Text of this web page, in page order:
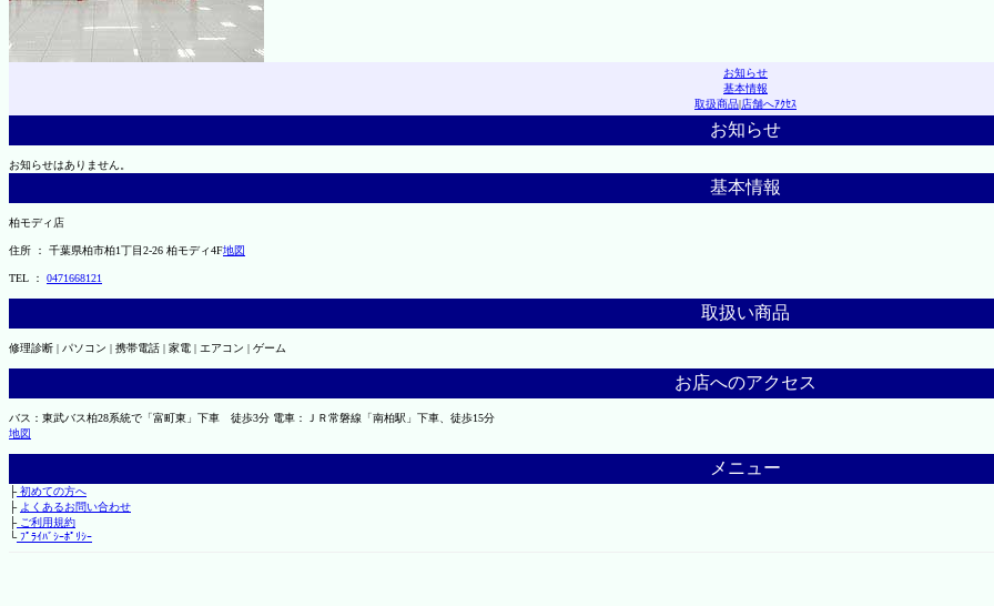
お知らせ
基本情報
取扱商品|店舗へｱｸｾｽ
お知らせ
お知らせはありません。
基本情報
柏モディ店
住所 ： 千葉県柏市柏1丁目2-26 柏モディ4F地図
TEL ： 0471668121
取扱い商品
修理診断 | パソコン | 携帯電話 | 家電 | エアコン | ゲーム
お店へのアクセス
バス：東武バス柏28系統で「富町東」下車 徒歩3分 電車：ＪＲ常磐線「南柏駅」下車、徒歩15分
地図
メニュー
├初めての方へ
├ よくあるお問い合わせ
├ご利用規約
└ﾌﾟﾗｲﾊﾞｼｰﾎﾟﾘｼｰ